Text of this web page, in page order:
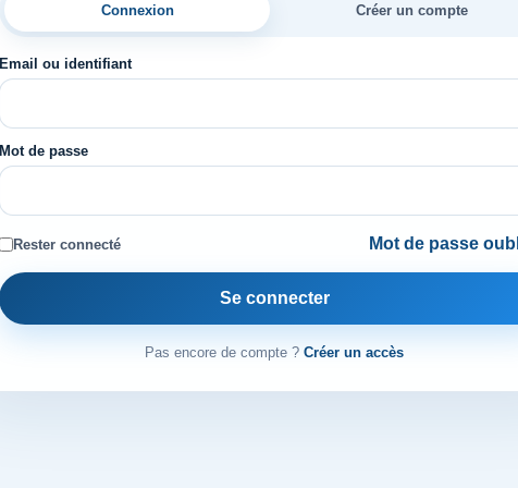
Connexion Créer un compte
Email ou identifiant
Mot de passe
Rester connecté Mot de passe
Se connecter
Pas encore de compte ? Créer un accès